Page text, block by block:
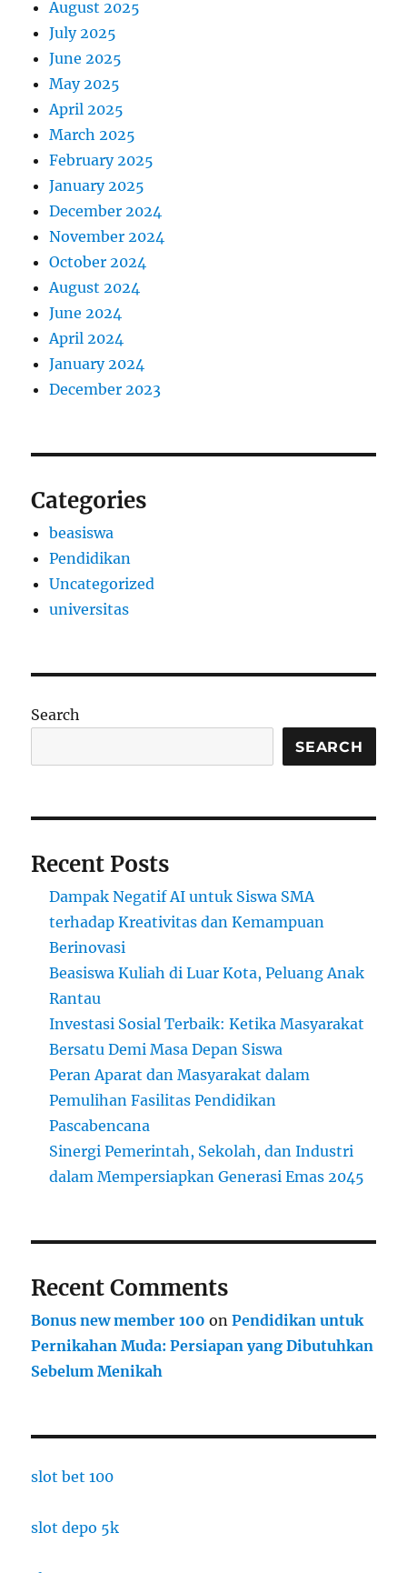
August 2025
July 2025
June 2025
May 2025
April 2025
March 2025
February 2025
January 2025
December 2024
November 2024
October 2024
August 2024
June 2024
April 2024
January 2024
December 2023
Categories
beasiswa
Pendidikan
Uncategorized
universitas
Search
SEARCH
Recent Posts
Dampak Negatif AI untuk Siswa SMA
terhadap Kreativitas dan Kemampuan
Berinovasi
Beasiswa Kuliah di Luar Kota, Peluang Anak
Rantau
Investasi Sosial Terbaik: Ketika Masyarakat
Bersatu Demi Masa Depan Siswa
Peran Aparat dan Masyarakat dalam
Pemulihan Fasilitas Pendidikan
Pascabencana
Sinergi Pemerintah, Sekolah, dan Industri
dalam Mempersiapkan Generasi Emas 2045
Recent Comments
Bonus new member 100 onPendidikan untuk
Pernikahan Muda: Persiapan yang Dibutuhkan
Sebelum Menikah
slot bet 100
slot depo 5k